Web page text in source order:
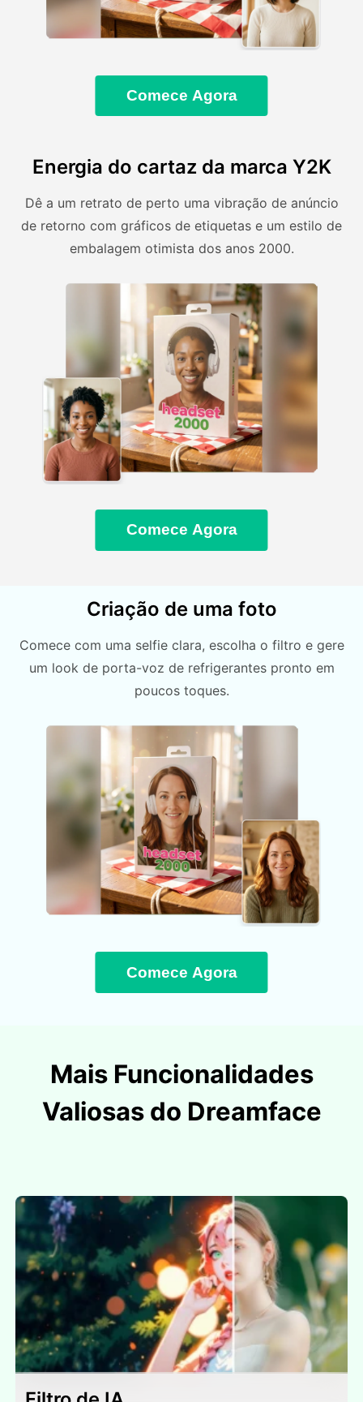
Comece Agora
Energia do cartaz da marca Y2K
Dê a um retrato de perto uma vibração de anúncio
de retorno com gráficos de etiquetas e um estilo de
embalagem otimista dos anos 2000.
Comece Agora
Criação de uma foto
Comece com uma selfie clara, escolha o filtro e gere
um look de porta-voz de refrigerantes pronto em
poucos toques.
Comece Agora
Mais Funcionalidades
Valiosas do Dreamface